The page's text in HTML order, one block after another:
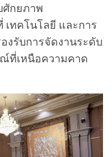
ศักยภาพ
ทคโนโลยี และการ
งรับการจัดงานระดับ
ที่เหนือความคาด